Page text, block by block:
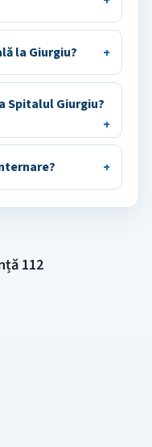
la Giurgiu?
Spitalul Giurgiu?
112